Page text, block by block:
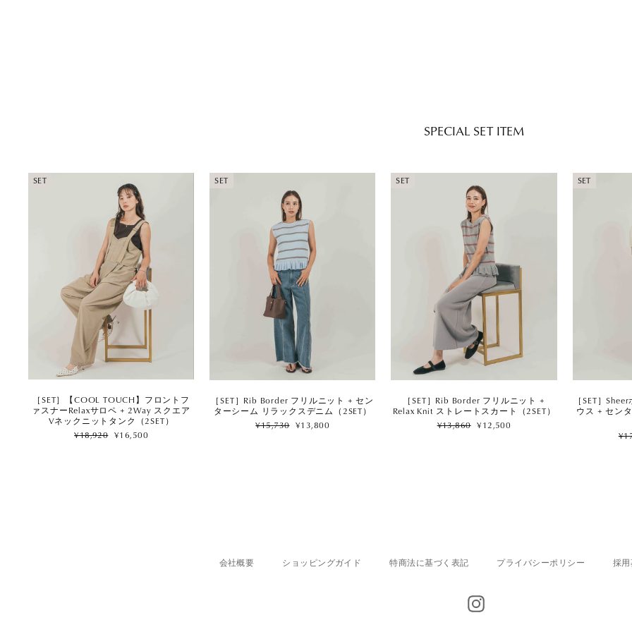
SPECIAL SET ITEM
SET
［SET］【COOL TOUCH】フロントフ
ァスナーRelaxサロペ + 2Way スクエア
Vネックニットタンク（2SET）
Regular
¥18,920 Sale
¥16,500
SET
［SET］Rib Border フリルニット + セン
ターシーム リラックスデニム（2SET）
Regular
¥15,730 Sale
¥13,800
SET
［SET］Rib Border フリルニット +
Relax Knit ストレートスカート（2SET）
Regular
¥13,860 Sale
¥12,500
SET
［SET］
ウス + セン
会社概要 ショッピングガイド 特商法に基づく表記 プライバシーポリシー 採
Instagram